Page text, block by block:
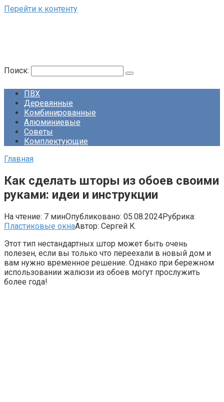
Перейти к контенту
Поиск:
ПВХ
Деревянные
Комбинированные
Алюминиевые
Советы
Комплектующие
Главная
Как сделать шторы из обоев своими
руками: идеи и инструкции
На чтение: 7 минОпубликовано: 05.08.2024Рубрика:
Пластиковые окнаАвтор: Сергей К.
Этот тип нестандартных штор может быть очень
полезен, если вы только что переехали в новый дом и
вам нужно временное решение. Однако при бережном
использовании жалюзи из обоев могут прослужить
более года!